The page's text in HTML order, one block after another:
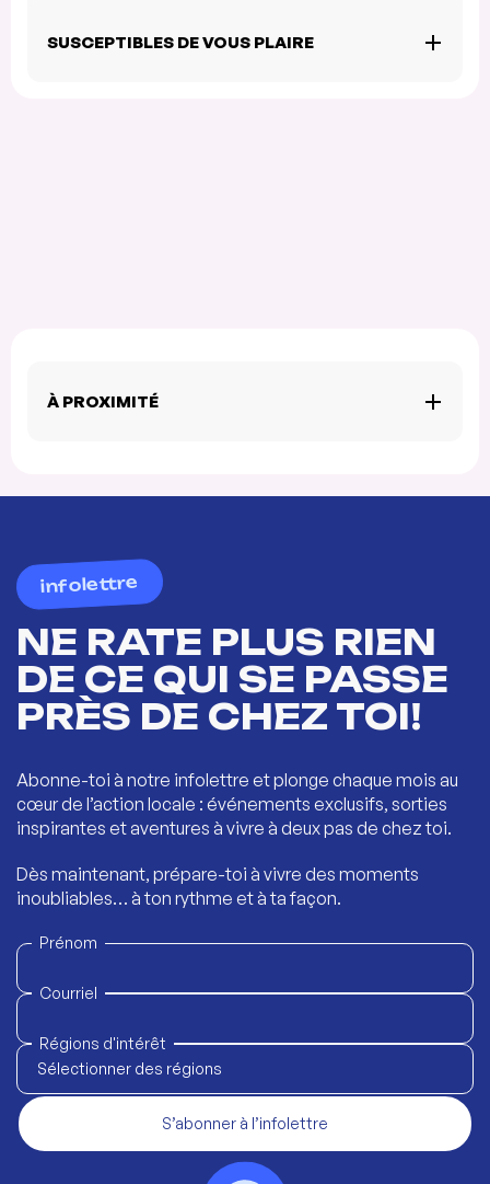
SUSCEPTIBLES DE VOUS PLAIRE
À PROXIMITÉ
infolettre
NE RATE PLUS RIEN
DE CE QUI SE PASSE
PRÈS DE CHEZ TOI!
Abonne-toi à notre infolettre et plonge chaque mois au
cœur de l’action locale : événements exclusifs, sorties
inspirantes et aventures à vivre à deux pas de chez toi.
Dès maintenant, prépare-toi à vivre des moments
inoubliables… à ton rythme et à ta façon.
Prénom
Courriel
Régions d'intérêt
Sélectionner des régions
S’abonner à l’infolettre